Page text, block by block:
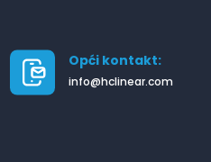
Opći kontakt:
info@hclinear.com